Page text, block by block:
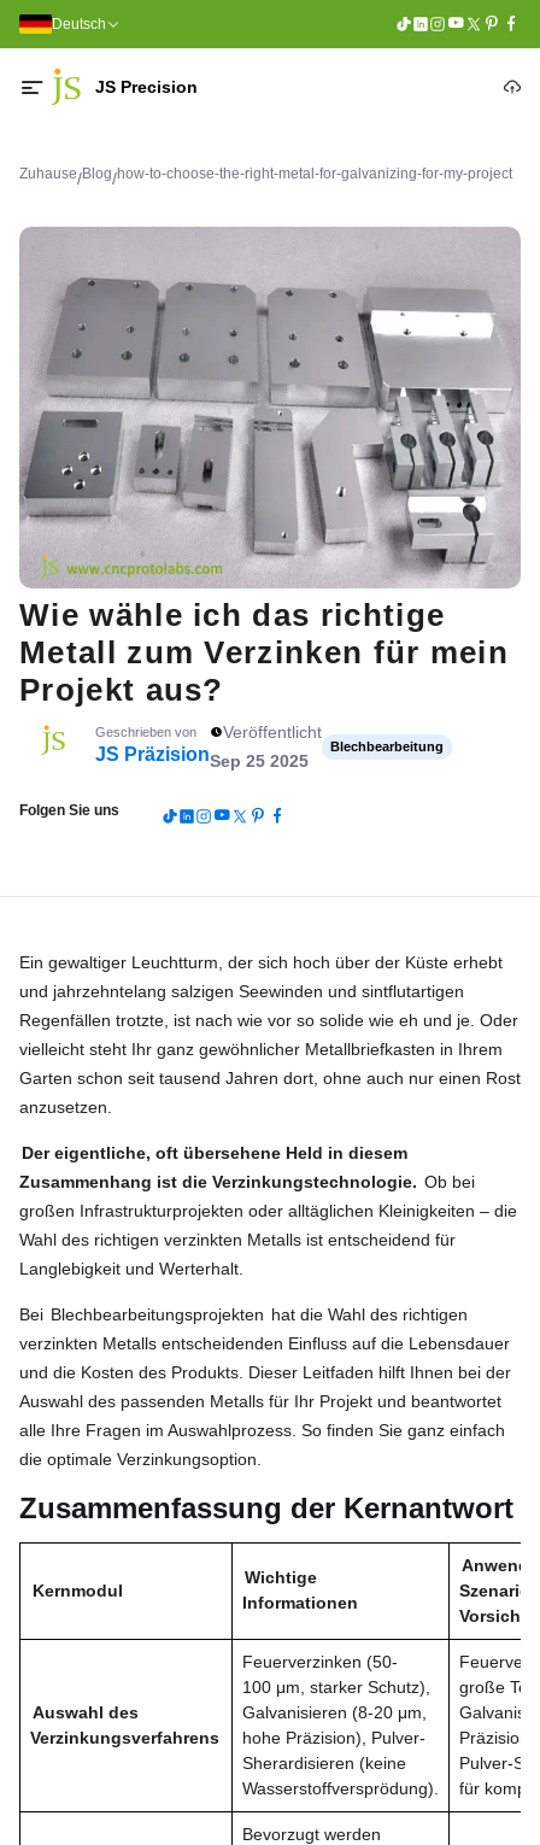
Deutsch
JS Precision
Zuhause/Blog/how-to-choose-the-right-metal-for-galvanizing-for-my-project
Wie wähle ich das richtige
Metall zum Verzinken für mein
Projekt aus?
Geschrieben von
JS Präzision
Veröffentlicht
Sep 25 2025
Blechbearbeitung
Folgen Sie uns
Ein gewaltiger Leuchtturm, der sich hoch über der Küste erhebt
und jahrzehntelang salzigen Seewinden und sintflutartigen
Regenfällen trotzte, ist nach wie vor so solide wie eh und je. Oder
vielleicht steht Ihr ganz gewöhnlicher Metallbriefkasten in Ihrem
Garten schon seit tausend Jahren dort, ohne auch nur einen Rost
anzusetzen.
Der eigentliche, oft übersehene Held in diesem
Zusammenhang ist die Verzinkungstechnologie. Ob bei
großen Infrastrukturprojekten oder alltäglichen Kleinigkeiten – die
Wahl des richtigen verzinkten Metalls ist entscheidend für
Langlebigkeit und Werterhalt.
Bei Blechbearbeitungsprojekten hat die Wahl des richtigen
verzinkten Metalls entscheidenden Einfluss auf die Lebensdauer
und die Kosten des Produkts. Dieser Leitfaden hilft Ihnen bei der
Auswahl des passenden Metalls für Ihr Projekt und beantwortet
alle Ihre Fragen im Auswahlprozess. So finden Sie ganz einfach
die optimale Verzinkungsoption.
Zusammenfassung der Kernantwort
Kernmodul
Wichtige
Informationen
Auswahl des
Verzinkungsverfahrens
Feuerverzinken (50-
100 μm, starker Schutz),
Galvanisieren (8-20 μm,
hohe Präzision), Pulver-
Sherardisieren (keine
Wasserstoffversprödung).
große
Pulver-
für
Bevorzugt werden